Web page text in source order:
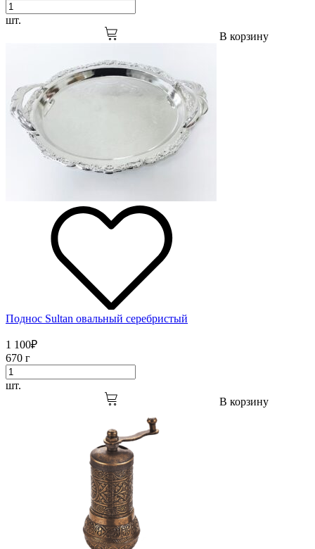
шт.
В корзину
Поднос Sultan овальный серебристый
1 100₽
670 г
шт.
В корзину